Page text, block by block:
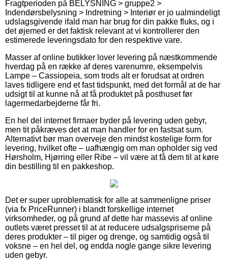
Fragtperioden på BELYSNING > gruppe2 >
Indendørsbelysning > Indretning > Interiør er jo ualmindeligt
udslagsgivende ifald man har brug for din pakke fluks, og i
det øjemed er det faktisk relevant at vi kontrollerer den
estimerede leveringsdato for den respektive vare.
Masser af online butikker lover levering på næstkommende
hverdag på en række af deres varenumre, eksempelvis
Lampe – Cassiopeia, som trods alt er forudsat at ordren
laves tidligere end et fast tidspunkt, med det formål at de har
udsigt til at kunne nå at få produktet på posthuset før
lagermedarbejderne får fri.
En hel del internet firmaer byder på levering uden gebyr,
men tit påkræves det at man handler for en fastsat sum.
Alternativt bør man overveje den mindst kostelige form for
levering, hvilket ofte – uafhængig om man opholder sig ved
Hørsholm, Hjørring eller Ribe – vil være at få dem til at køre
din bestilling til en pakkeshop.
Det er super uproblematisk for alle at sammenligne priser
(via fx PriceRunner) i blandt forskellige internet
virksomheder, og på grund af dette har massevis af online
outlets været presset til at at reducere udsalgspriserne på
deres produkter – til piger og drenge, og samtidig også til
voksne – en hel del, og endda nogle gange sikre levering
uden gebyr.